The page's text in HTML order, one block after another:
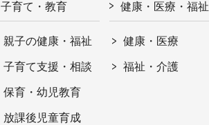
子育て・教育
親子の健康・福祉
子育て支援・相談
保育・幼児教育
放課後児童育成
健康・医療・福祉
健康・医療
福祉・介護